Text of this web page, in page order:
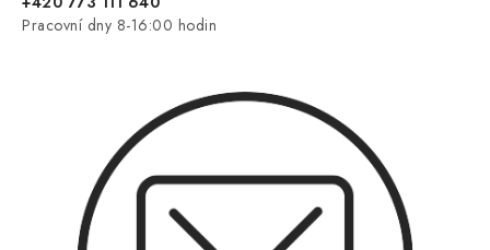
Pracovní dny 8-16:00 hodin